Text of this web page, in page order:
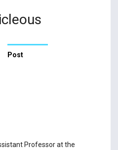
Post
Professor at the